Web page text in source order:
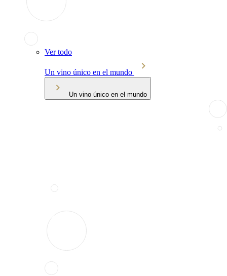
Ver todo
Un vino único en el mundo
Un vino único en el mundo